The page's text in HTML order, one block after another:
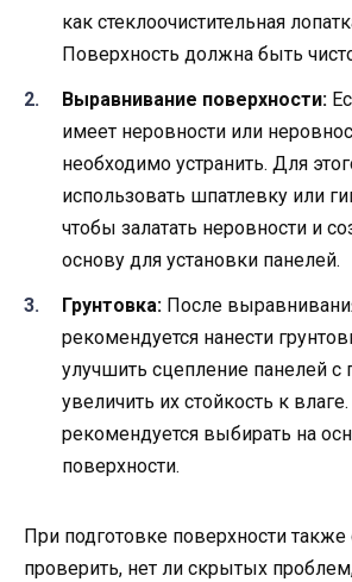
как стеклоочистительная
Поверхность должна быть
Выравнивание поверхности:
имеет неровности или
необходимо устранить. Для
использовать шпатлевку или
чтобы залатать неровности и
основу для установки панелей.
Грунтовка: После
рекомендуется нанести
улучшить сцепление панелей с
увеличить их стойкость к влаге.
рекомендуется выбирать на
поверхности.
При подготовке поверхности также
проверить, нет ли скрытых